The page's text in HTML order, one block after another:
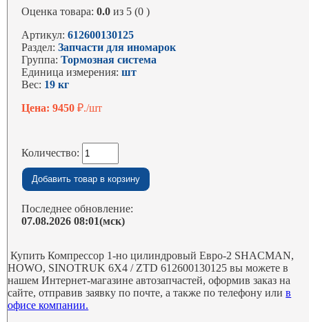
Оценка товара:0.0 из 5 (0 )
Артикул:612600130125
Раздел:Запчасти для иномарок
Группа:Тормозная система
Единица измерения:шт
Вес: 19 кг
Цена: 9450₽./шт
Количество:
Последнее обновление:
07.08.2026 08:01(мск)
Купить Компрессор 1-но цилиндровый Евро-2 SHACMAN,
HOWO, SINOTRUK 6X4 / ZTD 612600130125 вы можете в
нашем Интернет-магазине автозапчастей, оформив заказ на
сайте, отправив заявку по почте, а также по телефону илив
офисе компании.